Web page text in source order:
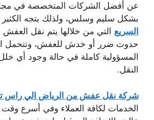
عن أفضل الشركات المتخصصة في
بشكل سليم وسلس، ولذلك يتجه الكثير
السريع التي من خلالها يتم نقل العفش
حدوث ضرر أو خدش للعفش، وتتحمل
المسؤولية كاملة في حالة وجود أي خلل
النقل.
شركة نقل عفش من الرياض الي راس
الخدمات لكافة العملاء وفي أسرع